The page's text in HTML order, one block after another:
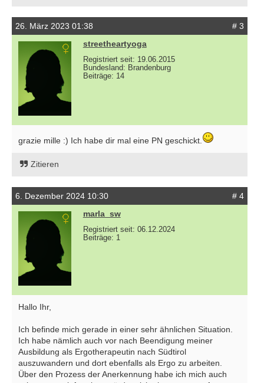
26. März 2023 01:38
# 3
streetheartyoga
Registriert seit: 19.06.2015
Bundesland: Brandenburg
Beiträge: 14
grazie mille :) Ich habe dir mal eine PN geschickt.
Zitieren
6. Dezember 2024 10:30
# 4
marla_sw
Registriert seit: 06.12.2024
Beiträge: 1
Hallo Ihr,
Ich befinde mich gerade in einer sehr ähnlichen Situation.
Ich habe nämlich auch vor nach Beendigung meiner
Ausbildung als Ergotherapeutin nach Südtirol
auszuwandern und dort ebenfalls als Ergo zu arbeiten.
Über den Prozess der Anerkennung habe ich mich auch